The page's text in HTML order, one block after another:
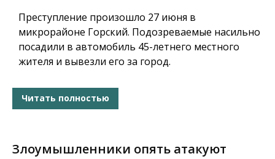
Преступление произошло 27 июня в
микрорайоне Горский. Подозреваемые насильно
посадили в автомобиль 45-летнего местного
жителя и вывезли его за город.
Читать полностью
Злоумышленники опять атакуют